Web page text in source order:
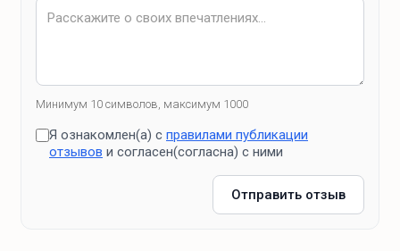
мангал
тандыр
решетка
Минимум 10 символов, максимум 1000
Я ознакомлен(а) с правилами публикации
отзывов и согласен(согласна) с ними
Отправить отзыв